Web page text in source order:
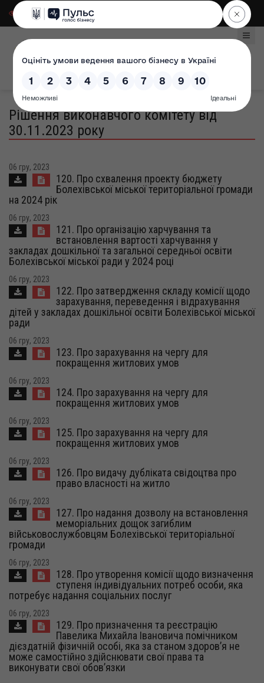
Для слабозорих|
Рішення виконавчого комітету від
30.11.2023 року
06 гру, 2023
120. Про схвалення проекту бюджету
Болехівської міської територіальної громади
на 2024 рік
06 гру, 2023
121. Про організацію харчування та
встановлення вартості харчування у
закладах дошкільної та загальної середньої освіти
Болехівської міської ради у 2024 році
06 гру, 2023
122. Про затвердження складу комісії щодо
зарахування, переведення і відрахування
дітей у закладах дошкільної освіти Болехівської міської
ради
06 гру, 2023
123. Про зарахування на чергу для
покращення житлових умов
06 гру, 2023
124. Про зарахування на чергу для
покращення житлових умов
06 гру, 2023
125. Про зарахування на чергу для
покращення житлових умов
06 гру, 2023
126. Про видачу дубліката свідоцтва про
право власності на житло
06 гру, 2023
127. Про надання дозволу на встановлення
меморіальних дощок загиблим
військовослужбовцям Болехівської територіальної
громади
06 гру, 2023
128. Про утворення комісії щодо визначення
ступеня індивідуальних потреб особи, яка
потребує надання соціальних послуг
06 гру, 2023
129. Про призначення та реєстрацію
Павелика Михайла Івановича помічником
дієздатній фізичній особі, яка за станом здоров’я не
може самостійно здійснювати свої права та
виконувати свої обов’язки